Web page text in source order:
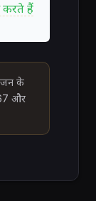
करते हैं
के
और